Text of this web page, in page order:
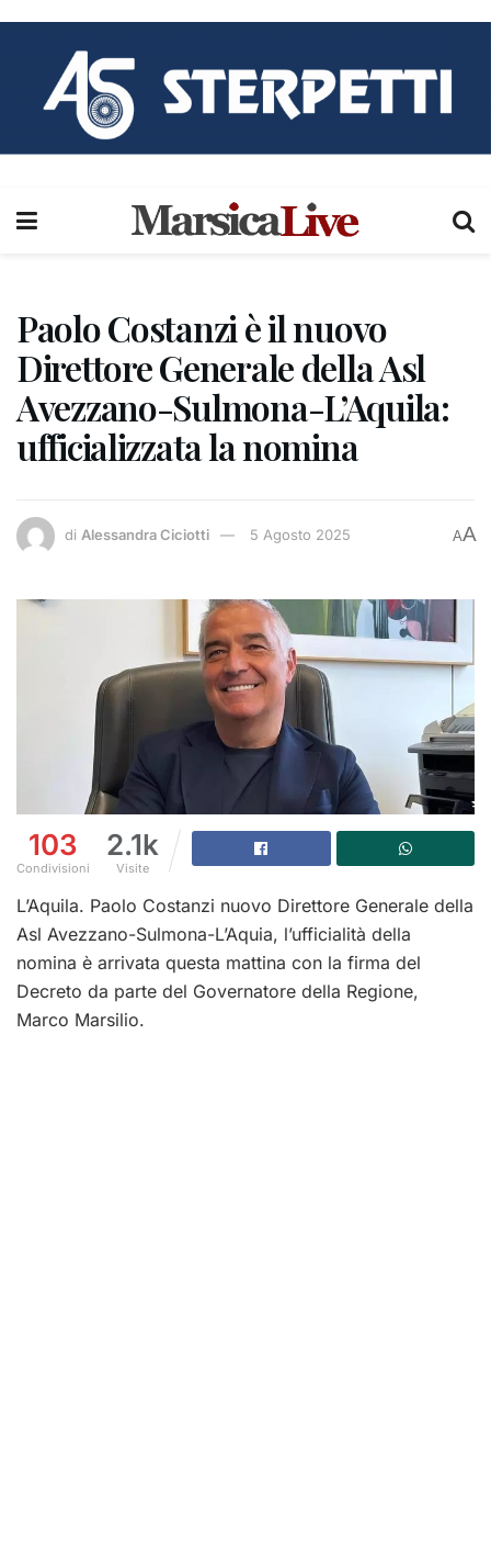
Paolo Costanzi è il nuovo
Direttore Generale della Asl
Avezzano-Sulmona-L’Aquila:
ufficializzata la nomina
di Alessandra Ciciotti 5 Agosto 2025 AA
103
Condivisioni
2.1k
Visite
L’Aquila. Paolo Costanzi nuovo Direttore Generale della
Asl Avezzano-Sulmona-L’Aquia, l’ufficialità della
nomina è arrivata questa mattina con la firma del
Decreto da parte del Governatore della Regione,
Marco Marsilio.